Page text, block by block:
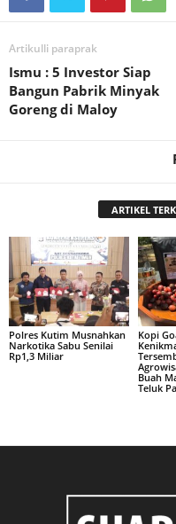
Artikulli paraprak
Ismu : 5 Investor Siap
Bangun Pabrik Minyak
Goreng di Maloy
ARTIKEL
Polres Kutim Musnahkan
Narkotika Sabu Senilai
Rp1,3 Miliar
Kopi
Buah
Teluk